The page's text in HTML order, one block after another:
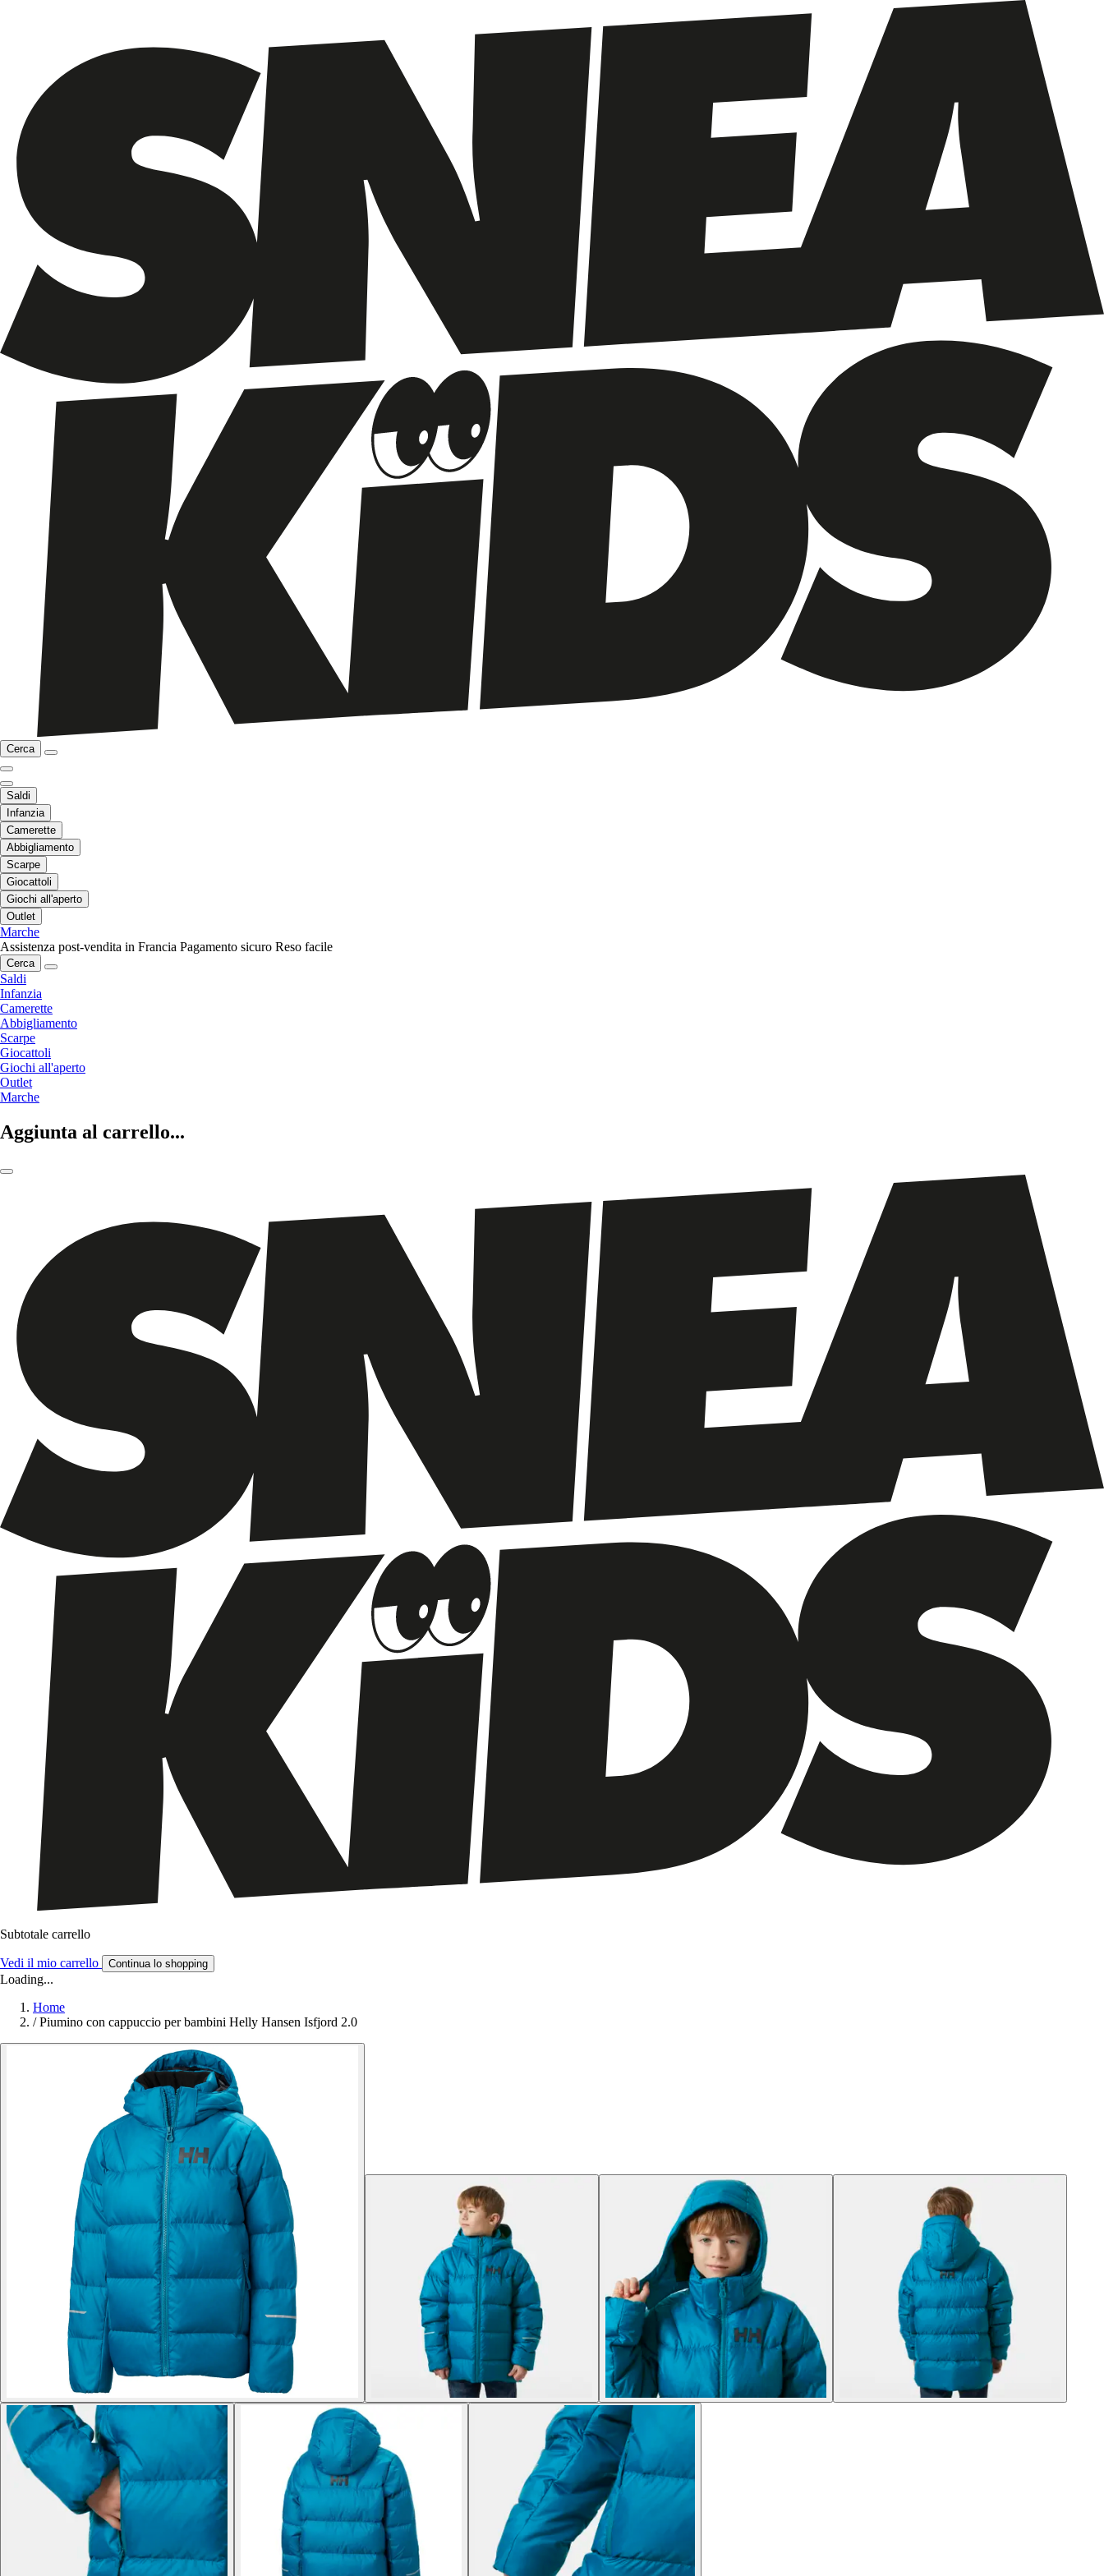
Cerca
Saldi
Infanzia
Camerette
Abbigliamento
Scarpe
Giocattoli
Giochi all'aperto
Outlet
Marche
Assistenza post-vendita in Francia Pagamento sicuro Reso facile
Cerca
Saldi
Infanzia
Camerette
Abbigliamento
Scarpe
Giocattoli
Giochi all'aperto
Outlet
Marche
Aggiunta al carrello...
Subtotale carrello
Vedi il mio carrello Continua lo shopping
Loading...
Home
/ Piumino con cappuccio per bambini Helly Hansen Isfjord 2.0